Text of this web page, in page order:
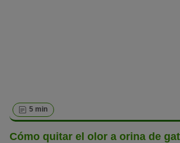
5 min
Cómo quitar el olor a orina de